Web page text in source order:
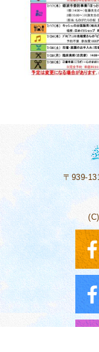
〒939-